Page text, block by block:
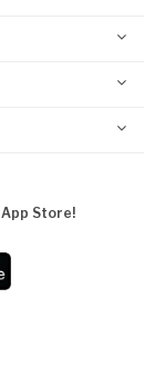
App Store!